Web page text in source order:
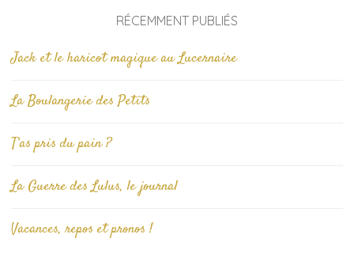
RÉCEMMENT PUBLIÉS
Jack et le haricot magique au Lucernaire
La Boulangerie des Petits
T’as pris du pain ?
La Guerre des Lulus, le journal
Vacances, repos et pronos !